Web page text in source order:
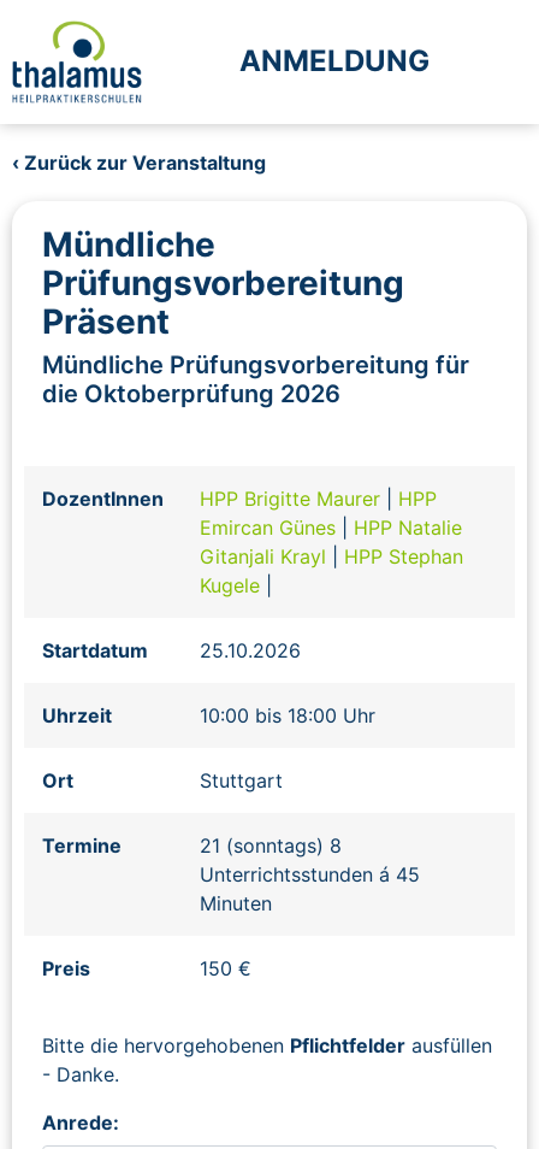
ANMELDUNG
‹ Zurück zur Veranstaltung
Mündliche
Prüfungsvorbereitung
Präsent
Mündliche Prüfungsvorbereitung für
die Oktoberprüfung 2026
DozentInnen HPP Brigitte Maurer
HPP
Emircan Günes
HPP Natalie
Gitanjali Krayl
HPP Stephan
Kugele
Startdatum 25.10.2026
Uhrzeit 10:00 bis 18:00 Uhr
Ort Stuttgart
Termine
21 (sonntags) 8
Unterrichtsstunden á 45
Minuten
Preis 150 €
Bitte die hervorgehobenen Pflichtfelder ausfüllen
- Danke.
Anrede: